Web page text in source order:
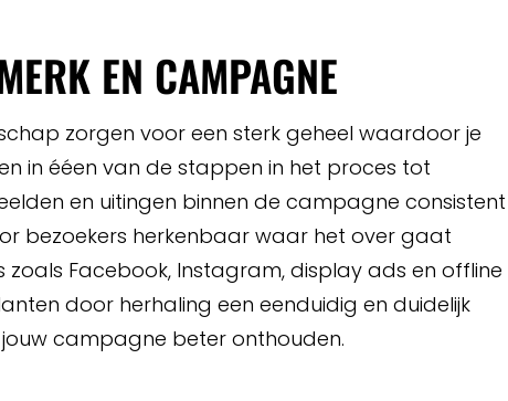
EN CAMPAGNE
zorgen voor een sterk geheel waardoor je
in ééen van de stappen in het proces tot
en uitingen binnen de campagne consistent
bezoekers herkenbaar waar het over gaat
Facebook, Instagram, display ads en offline
door herhaling een eenduidig en duidelijk
campagne beter onthouden.